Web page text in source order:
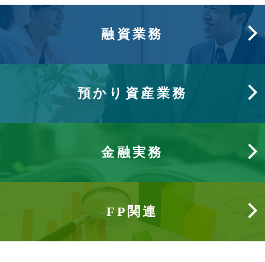
融資業務
預かり資産業務
金融実務
FP関連